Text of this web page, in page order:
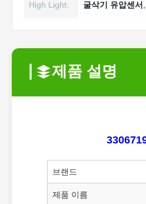
High Light: 굴삭기 유압센서
제품 설명
브랜드
제품 이름